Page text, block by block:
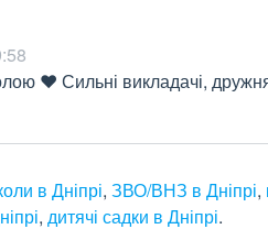
❤️ Сильні викладачі,
в Дніпрі, ЗВО/ВНЗ в Дніпрі,
, дитячі садки в Дніпрі.